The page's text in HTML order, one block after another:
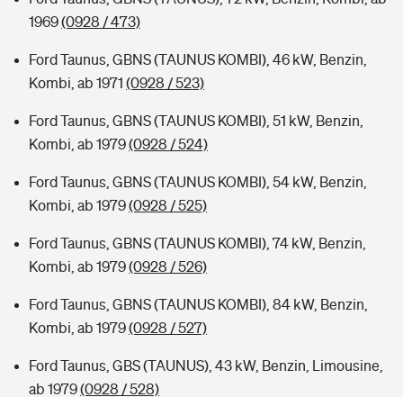
1969(0928 / 473)
Ford Taunus, GBNS (TAUNUS KOMBI), 46 kW, Benzin,
Kombi, ab 1971 (0928 / 523)
Ford Taunus, GBNS (TAUNUS KOMBI), 51 kW, Benzin,
Kombi, ab 1979(0928 / 524)
Ford Taunus, GBNS (TAUNUS KOMBI), 54 kW, Benzin,
Kombi, ab 1979(0928 / 525)
Ford Taunus, GBNS (TAUNUS KOMBI), 74 kW, Benzin,
Kombi, ab 1979(0928 / 526)
Ford Taunus, GBNS (TAUNUS KOMBI), 84 kW, Benzin,
Kombi, ab 1979(0928 / 527)
Ford Taunus, GBS (TAUNUS), 43 kW, Benzin, Limousine,
ab 1979(0928 / 528)